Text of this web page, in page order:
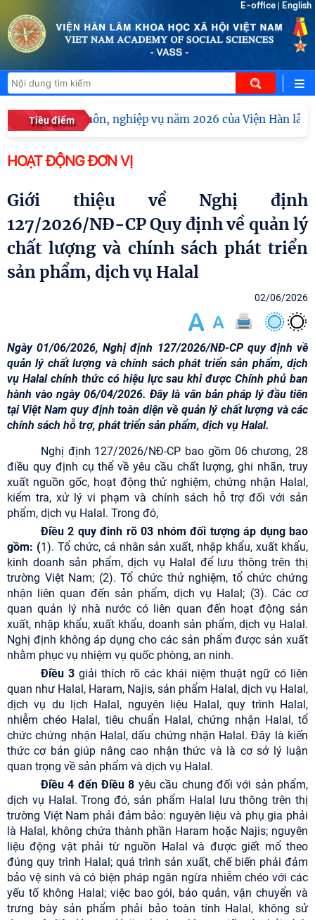
E-office English
Tiêu điểm
chuyên môn, nghiệp vụ năm 2026 của Viện Hàn lâm
HOẠT ĐỘNG ĐƠN VỊ
Giới thiệu về Nghị định
127/2026/NĐ-CP Quy định về quản lý
chất lượng và chính sách phát triển
sản phẩm, dịch vụ Halal
02/06/2026
Ngày 01/06/2026, Nghị định 127/2026/NĐ-CP quy định về
quản lý chất lượng và chính sách phát triển sản phẩm, dịch
vụ Halal chính thức có hiệu lực sau khi được Chính phủ ban
hành vào ngày 06/04/2026. Đây là văn bản pháp lý đầu tiên
tại Việt Nam quy định toàn diện về quản lý chất lượng và các
chính sách hỗ trợ, phát triển sản phẩm, dịch vụ Halal.
Nghị định 127/2026/NĐ-CP bao gồm 06 chương, 28
điều quy định cụ thể về yêu cầu chất lượng, ghi nhãn, truy
xuất nguồn gốc, hoạt động thử nghiệm, chứng nhận Halal,
kiểm tra, xử lý vi phạm và chính sách hỗ trợ đối với sản
phẩm, dịch vụ Halal. Trong đó,
Điều 2 quy đinh rõ 03 nhóm đối tượng áp dụng bao
gồm: (1). Tổ chức, cá nhân sản xuất, nhập khẩu, xuất khẩu,
kinh doanh sản phẩm, dịch vụ Halal để lưu thông trên thị
trường Việt Nam; (2). Tổ chức thử nghiệm, tổ chức chứng
nhận liên quan đến sản phẩm, dịch vụ Halal; (3). Các cơ
quan quản lý nhà nước có liên quan đến hoạt động sản
xuất, nhập khẩu, xuất khẩu, doanh sản phẩm, dịch vụ Halal.
Nghị định không áp dụng cho các sản phẩm được sản xuất
nhằm phục vụ nhiệm vụ quốc phòng, an ninh.
Điều 3 giải thích rõ các khái niệm thuật ngữ có liên
quan như Halal, Haram, Najis, sản phẩm Halal, dịch vụ Halal,
dịch vụ du lịch Halal, nguyên liệu Halal, quy trình Halal,
nhiễm chéo Halal, tiêu chuẩn Halal, chứng nhận Halal, tổ
chức chứng nhận Halal, dấu chứng nhận Halal. Đây là kiến
thức cơ bản giúp nâng cao nhận thức và là cơ sở lý luận
quan trọng về sản phẩm và dịch vụ Halal.
Điều 4 đến Điều 8 yêu cầu chung đối với sản phẩm,
dịch vụ Halal. Trong đó, sản phẩm Halal lưu thông trên thị
trường Việt Nam phải đảm bảo: nguyên liệu và phụ gia phải
là Halal, không chứa thành phần Haram hoặc Najis; nguyên
liệu động vật phải từ nguồn Halal và được giết mổ theo
đúng quy trình Halal; quá trình sản xuất, chế biến phải đảm
bảo vệ sinh và có biện pháp ngăn ngừa nhiễm chéo với các
yếu tố không Halal; việc bao gói, bảo quản, vận chuyển và
trưng bày sản phẩm phải bảo toàn tính Halal, không sử